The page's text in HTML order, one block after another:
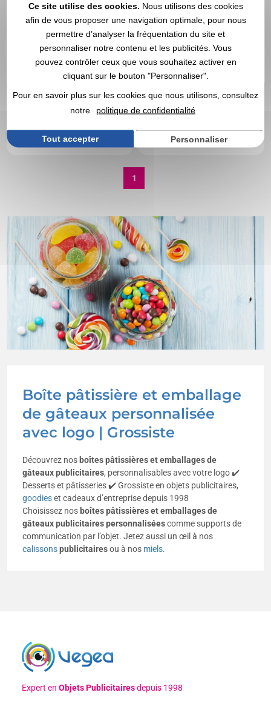
Boîte pâtissière et emballage
de gâteaux personnalisée
avec logo | Grossiste
Découvrez nos boîtes pâtissières et emballages de
gâteaux publicitaires, personnalisables avec votre logo ✔️
Desserts et pâtisseries ✔️ Grossiste en objets publicitaires,
goodieset cadeaux d’entreprise depuis 1998
Choisissez nos boîtes pâtissières et emballages de
gâteauxpublicitairespersonnaliséescomme supports de
communication par l’objet. Jetez aussi un œil à nos
calissonspublicitairesou à nos miels.
A partir denous consulter
Fabrication sur-mesure
DEVIS EXPRESS
A partir de nous consulter
Fabrication sur-mesure
DEVIS EXPRESS
1
Expert enObjets Publicitairesdepuis 1998
Ce site utilise des cookies. Nous utilisons des cookies
afin de vous proposer une navigation optimale, pour nous
permettre d’analyser la fréquentation du site et
personnaliser notre contenu et les publicités. Vous
pouvez contrôler ceux que vous souhaitez activer en
cliquant sur le bouton "Personnaliser".
Pour en savoir plus sur les cookies que nous utilisons, consultez
notre
politique de confidentialité
Tout accepter Personnaliser